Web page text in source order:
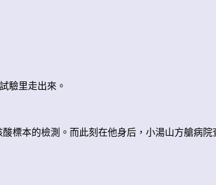
驗里走出來。
標本的檢測。而此刻在他身后，小湯山方艙病